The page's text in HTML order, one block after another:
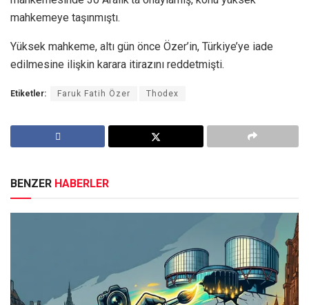
mahkemeye taşınmıştı.
Yüksek mahkeme, altı gün önce Özer’in, Türkiye’ye iade
edilmesine ilişkin karara itirazını reddetmişti.
Etiketler: Faruk Fatih Özer Thodex
BENZER HABERLER